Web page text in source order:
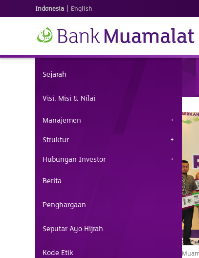
Indonesia | English
Sejarah
Visi, Misi & Nilai
Manajemen
Struktur
Hubungan Investor
Berita
Penghargaan
Seputar Ayo Hijrah
Kode Etik